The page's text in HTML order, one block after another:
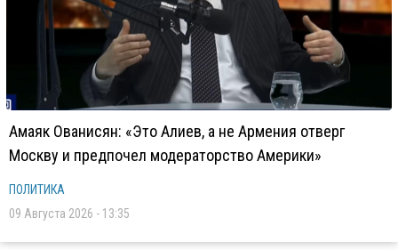
Амаяк Ованисян: «Это Алиев, а не Армения отверг
Москву и предпочел модераторство Америки»
ПОЛИТИКА
09 Августа 2026 - 13:35